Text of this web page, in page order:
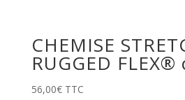
CHEMISE
RUGGED
56,00€ TTC